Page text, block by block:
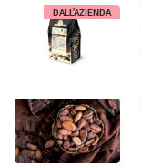
DALL’AZIENDA